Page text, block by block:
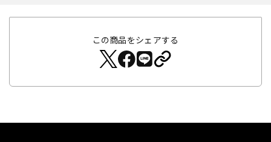
この商品をシェアする